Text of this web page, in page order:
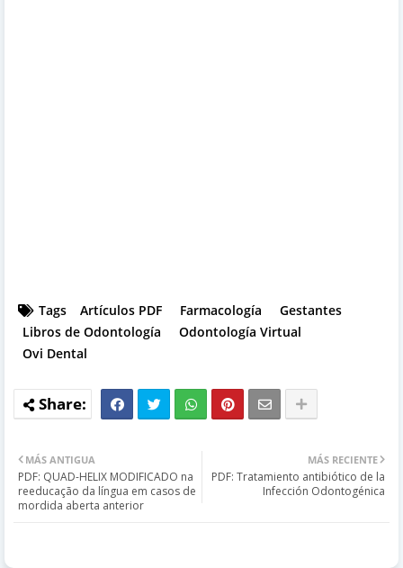
Tags Artículos PDF Farmacología
Gestantes
Libros de Odontología
Odontología Virtual
Ovi Dental
MÁS RECIENTE
PDF: Tratamiento antibiótico de la
Infección Odontogénica
MÁS ANTIGUA
PDF: QUAD-HELIX MODIFICADO na
reeducação da língua em casos de
mordida aberta anterior